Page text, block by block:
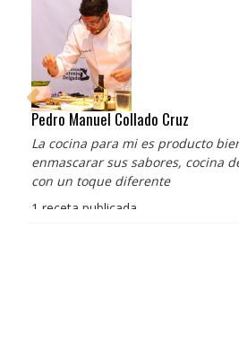
Pedro Manuel Collado Cruz
La cocina para mi es producto
enmascarar sus sabores, cocina
con un toque diferente
1 receta publicada